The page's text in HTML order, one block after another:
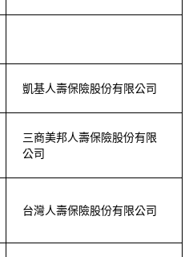
凱基人壽保險股份有限公司
三商美邦人壽保險股份有限
公司
台灣人壽保險股份有限公司